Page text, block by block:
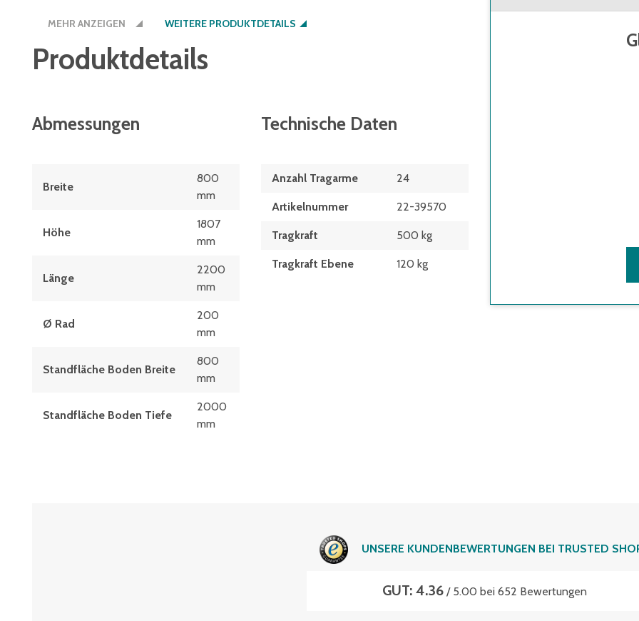
Tragkraft pro Etage 120 kg (60 kg je Seite)
MEHR ANZEIGEN WEITERE PRODUKTDETAILS
Produktdetails
Abmessungen
Breite
800
mm
Höhe
1807
mm
Länge
2200
mm
Ø Rad
200
mm
Standfläche Boden Breite
800
mm
Standfläche Boden Tiefe
2000
mm
Technische Daten
Anzahl Tragarme 24
Artikelnummer 22-39570
Tragkraft 500 kg
Tragkraft Ebene 120 kg
UNSERE KUNDENBEWERTUNGEN BEI TRUSTED
GUT: 4.36 / 5.00 bei 652 Bewertungen